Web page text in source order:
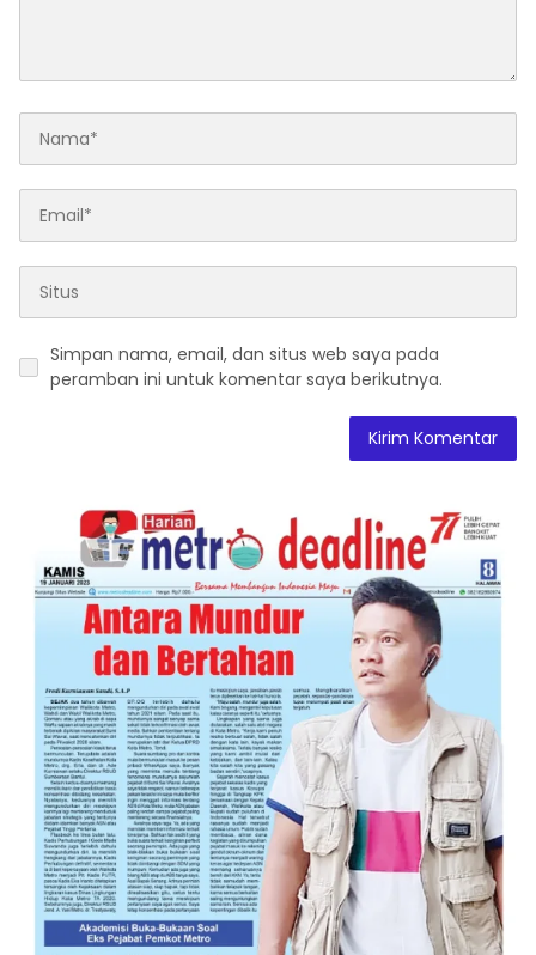
Simpan nama, email, dan situs web saya pada
peramban ini untuk komentar saya berikutnya.